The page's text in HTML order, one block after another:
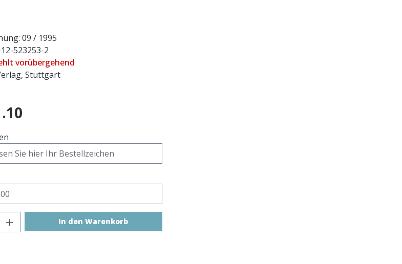
09 / 1995
523253-2
vorübergehend
Stuttgart
Anzahl: Gib den gewünschten Wert ein oder benutze die
In den Warenkorb